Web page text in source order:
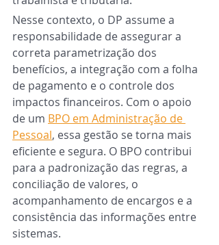
Nesse contexto, o DP assume a
responsabilidade de assegurar a
correta parametrização dos
benefícios, a integração com a folha
de pagamento e o controle dos
impactos financeiros. Com o apoio
de um BPO em Administração de
Pessoal, essa gestão se torna mais
eficiente e segura. O BPO contribui
para a padronização das regras, a
conciliação de valores, o
acompanhamento de encargos e a
consistência das informações entre
sistemas.